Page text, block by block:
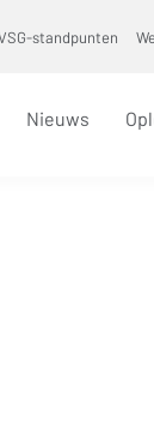
standpunten
Nieuws